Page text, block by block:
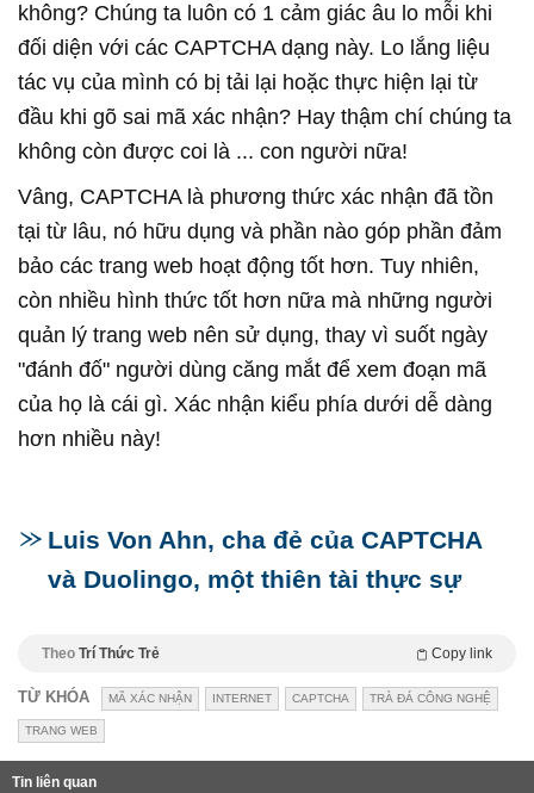
không? Chúng ta luôn có 1 cảm giác âu lo mỗi khi
đối diện với các CAPTCHA dạng này. Lo lắng liệu
tác vụ của mình có bị tải lại hoặc thực hiện lại từ
đầu khi gõ sai mã xác nhận? Hay thậm chí chúng ta
không còn được coi là ... con người nữa!
Vâng, CAPTCHA là phương thức xác nhận đã tồn
tại từ lâu, nó hữu dụng và phần nào góp phần đảm
bảo các trang web hoạt động tốt hơn. Tuy nhiên,
còn nhiều hình thức tốt hơn nữa mà những người
quản lý trang web nên sử dụng, thay vì suốt ngày
"đánh đố" người dùng căng mắt để xem đoạn mã
của họ là cái gì. Xác nhận kiểu phía dưới dễ dàng
hơn nhiều này!
Luis Von Ahn, cha đẻ của CAPTCHA
và Duolingo, một thiên tài thực sự
Theo Trí Thức Trẻ Copy link
TỪ KHÓA MÃ XÁC NHẬN INTERNET CAPTCHA TRÀ ĐÁ CÔNG NGHỆ
TRANG WEB
Tin liên quan